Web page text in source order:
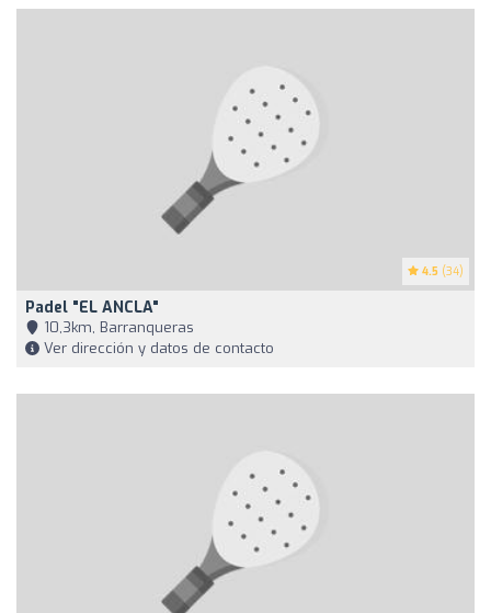
4.5 (34)
Padel "EL ANCLA"
10,3km, Barranqueras
Ver dirección y datos de contacto